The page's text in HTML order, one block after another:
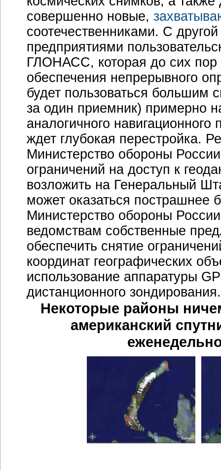
совершенно новые,
соотечественниками. С
предприятиями
ГЛОНАСС, которая до сих пор
обеспечения непрерывного
будет пользоваться большим
за один приемник) примерно
аналогичного
ждет глубокая перестройка.
Министерство обороны России
ограничений на доступ к
возложить на Генеральный
может оказаться пострашнее
Министерство обороны
ведомствам собственные
обеспечить снятие
координат географических
использование аппаратуры
дистанционного зондирования.
Некоторые районы
американский